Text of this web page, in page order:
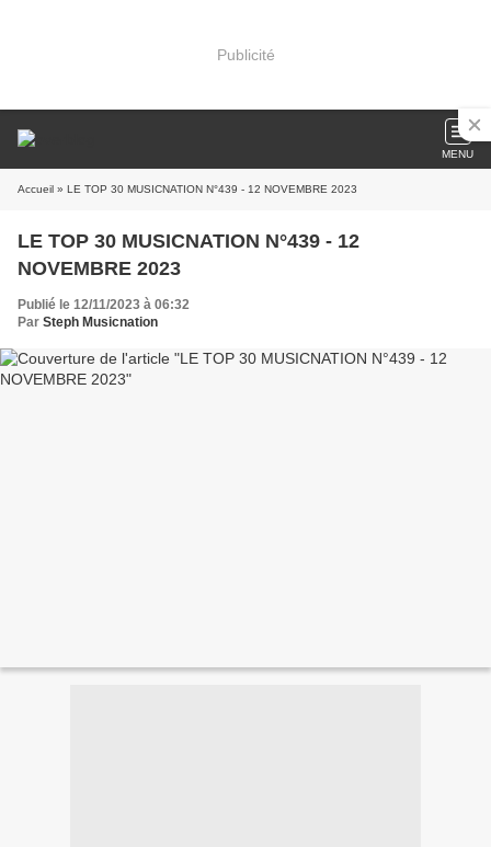
Publicité
MENU
Accueil » LE TOP 30 MUSICNATION N°439 - 12 NOVEMBRE 2023
LE TOP 30 MUSICNATION N°439 - 12
NOVEMBRE 2023
Publié le 12/11/2023 à 06:32
Par Steph Musicnation